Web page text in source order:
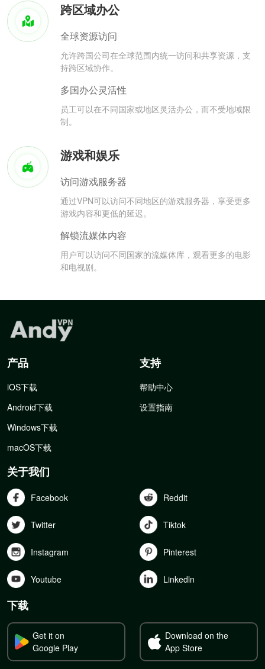
跨区域办公
全球资源访问
允许跨国公司在全球范围内统一访问和共享资源，支
持跨区域协作。
多国办公灵活性
员工可以在不同国家或地区灵活办公，而不受地域限
制。
游戏和娱乐
访问游戏服务器
通过VPN可以访问不同地区的游戏服务器，享受更多
游戏内容和更低的延迟。
解锁流媒体内容
用户可以访问不同国家的流媒体库，观看更多的电影
和电视剧。
产品
iOS下载
Android下载
Windows下载
macOS下载
支持
帮助中心
设置指南
关于我们
Facebook Reddit
Twitter Tiktok
Instagram Pinterest
Youtube Linkedln
下载
Get it on
Google Play
Download on the
App Store